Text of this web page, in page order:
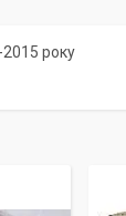
року